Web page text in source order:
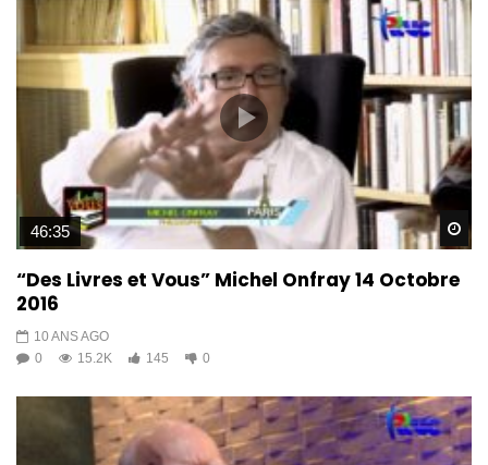
46:35
“Des Livres et Vous” Michel Onfray 14 Octobre
2016
10 ANS AGO
0
15.2K 145 0